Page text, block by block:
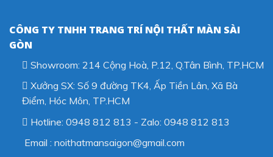
CÔNG TY TNHH TRANG TRÍ NỘI THẤT MÀN SÀI
GÒN
Showroom: 214 Cộng Hoà, P.12, Q.Tân Bình, TP.HCM
Xưởng SX: Số 9 đường TK4, Ấp Tiền Lân, Xã Bà
Điểm, Hóc Môn, TP.HCM
Hotline: 0948 812 813 - Zalo: 0948 812 813
Email : noithatmansaigon@gmail.com